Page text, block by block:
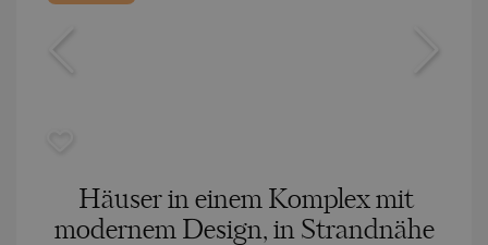
Häuser in einem Komplex mit
modernem Design, in Strandnähe